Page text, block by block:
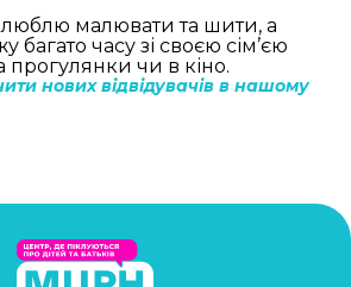
люблю малювати та шити, а
багато часу зі своєю сім’єю
прогулянки чи в кіно.
нових відвідувачів в нашому